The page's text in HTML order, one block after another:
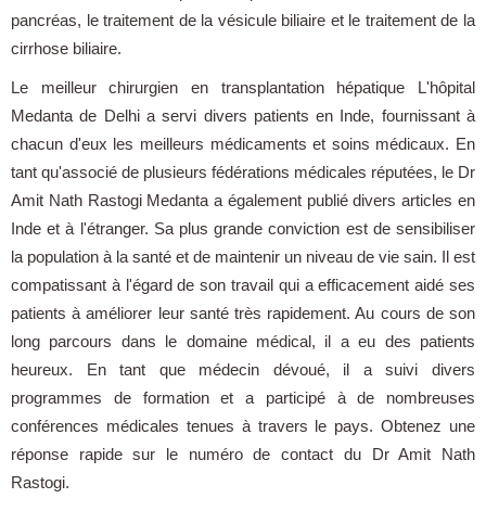
pancréas, le traitement de la vésicule biliaire et le traitement de la
cirrhose biliaire.
Le meilleur chirurgien en transplantation hépatique L'hôpital
Medanta de Delhi a servi divers patients en Inde, fournissant à
chacun d'eux les meilleurs médicaments et soins médicaux. En
tant qu'associé de plusieurs fédérations médicales réputées, le Dr
Amit Nath Rastogi Medanta a également publié divers articles en
Inde et à l'étranger. Sa plus grande conviction est de sensibiliser
la population à la santé et de maintenir un niveau de vie sain. Il est
compatissant à l'égard de son travail qui a efficacement aidé ses
patients à améliorer leur santé très rapidement. Au cours de son
long parcours dans le domaine médical, il a eu des patients
heureux. En tant que médecin dévoué, il a suivi divers
programmes de formation et a participé à de nombreuses
conférences médicales tenues à travers le pays. Obtenez une
réponse rapide sur le numéro de contact du Dr Amit Nath
Rastogi.